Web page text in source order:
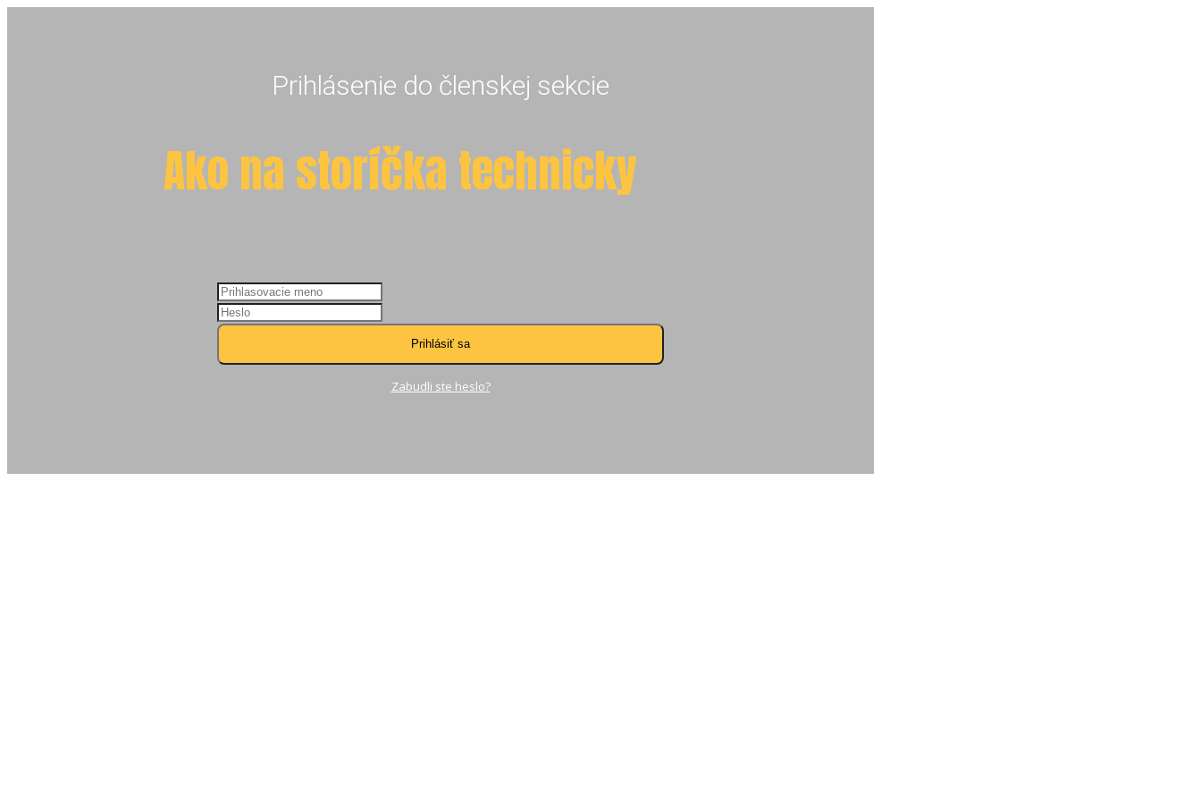
Prihlásenie do členskej sekcie
Ako na storíčka technicky
Prihlásiť sa
Zabudli ste heslo?